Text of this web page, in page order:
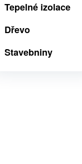
Tepelné izolace
Dřevo
Stavebniny